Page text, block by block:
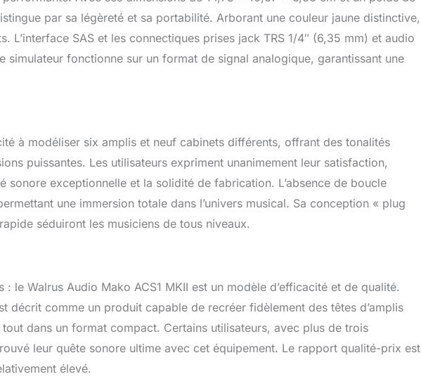
par sa légèreté et sa portabilité. Arborant une couleur jaune distinctive,
L’interface SAS et les connectiques prises jack TRS 1/4″ (6,35 mm) et audio
fonctionne sur un format de signal analogique, garantissant une
à modéliser six amplis et neuf cabinets différents, offrant des tonalités
puissantes. Les utilisateurs expriment unanimement leur satisfaction,
sonore exceptionnelle et la solidité de fabrication. L’absence de boucle
une immersion totale dans l’univers musical. Sa conception « plug
séduiront les musiciens de tous niveaux.
le Walrus Audio Mako ACS1 MKII est un modèle d’efficacité et de qualité.
décrit comme un produit capable de recréer fidèlement des têtes d’amplis
dans un format compact. Certains utilisateurs, avec plus de trois
leur quête sonore ultime avec cet équipement. Le rapport qualité-prix est
élevé.